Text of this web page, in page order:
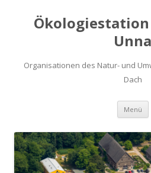
Ökologiestation
Unna
Organisationen des Natur- und
Dach
Menü